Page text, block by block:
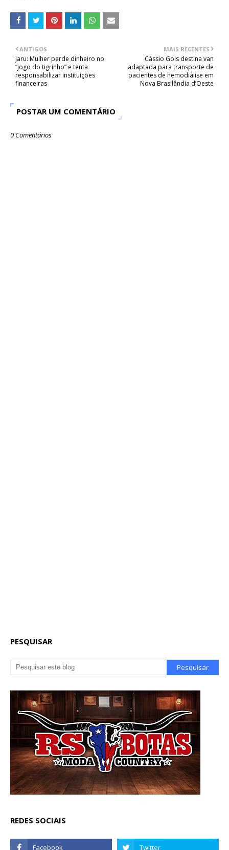
MAIS RECENTES
Cássio Gois destina van
adaptada para transporte de
pacientes de hemodiálise em
Nova Brasilândia d’Oeste
ANTIGOS
Jaru: Mulher perde dinheiro no
“jogo do tigrinho” e tenta
responsabilizar instituições
financeiras
POSTAR UM COMENTÁRIO
0 Comentários
PESQUISAR
REDES SOCIAIS